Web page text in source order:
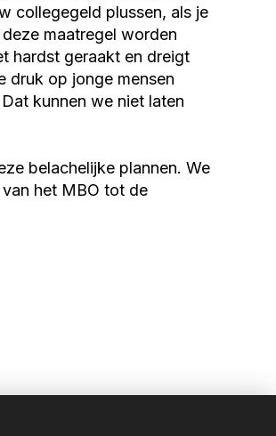
collegegeld plussen, als je
maatregel worden
hardst geraakt en dreigt
druk op jonge mensen
kunnen we niet laten
belachelijke plannen. We
het MBO tot de